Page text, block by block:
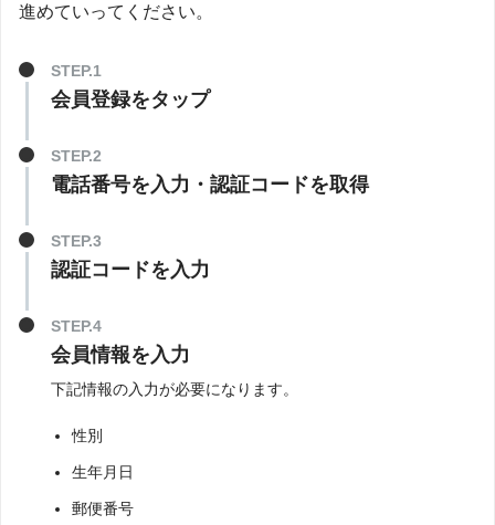
進めていってください。
STEP.1
会員登録をタップ
STEP.2
電話番号を入力・認証コードを取得
STEP.3
認証コードを入力
STEP.4
会員情報を入力
下記情報の入力が必要になります。
性別
生年月日
郵便番号